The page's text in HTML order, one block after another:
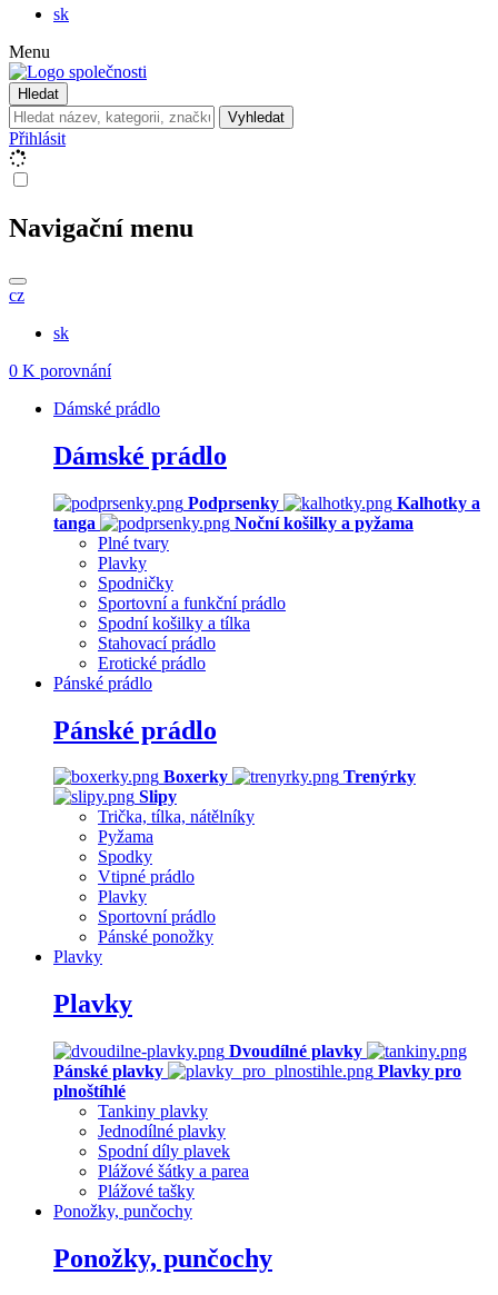
sk
Menu
Hledat
Vyhledat
Přihlásit
Navigační menu
cz
sk
0 K porovnání
Dámské prádlo
Dámské prádlo
Podprsenky
Kalhotky a
tanga
Noční košilky a pyžama
Plné tvary
Plavky
Spodničky
Sportovní a funkční prádlo
Spodní košilky a tílka
Stahovací prádlo
Erotické prádlo
Pánské prádlo
Pánské prádlo
Boxerky
Trenýrky
Slipy
Trička, tílka, nátělníky
Pyžama
Spodky
Vtipné prádlo
Plavky
Sportovní prádlo
Pánské ponožky
Plavky
Plavky
Dvoudílné plavky
Pánské plavky
Plavky pro
plnoštíhlé
Tankiny plavky
Jednodílné plavky
Spodní díly plavek
Plážové šátky a parea
Plážové tašky
Ponožky, punčochy
Ponožky, punčochy